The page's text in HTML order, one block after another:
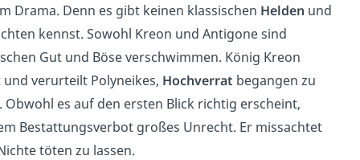
Drama. Denn es gibt keinen klassischen Helden und
kennst. Sowohl Kreon und Antigone sind
Gut und Böse verschwimmen. König Kreon
verurteilt Polyneikes, Hochverrat begangen zu
es auf den ersten Blick richtig erscheint,
Bestattungsverbot großes Unrecht. Er missachtet
töten zu lassen.